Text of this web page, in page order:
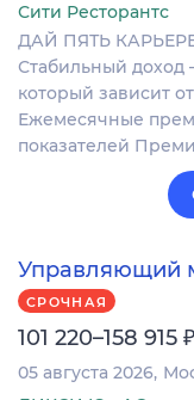
Сити Ресторантс
ДАЙ ПЯТЬ КАРЬЕРЕ
Стабильный доход
который зависит
Ежемесячные
показателей
Управляющий
СРОЧНАЯ
101 220–158 915 ₽
05 августа 2026